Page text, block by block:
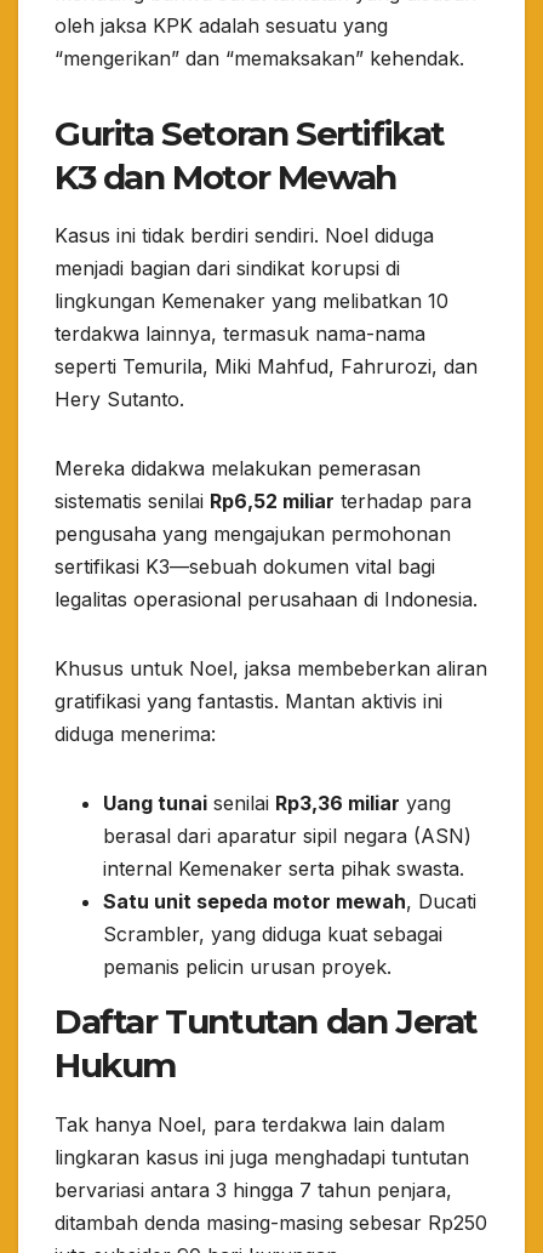
oleh jaksa KPK adalah sesuatu yang
“mengerikan” dan “memaksakan” kehendak.
​Gurita Setoran Sertifikat
K3 dan Motor Mewah
​Kasus ini tidak berdiri sendiri. Noel diduga
menjadi bagian dari sindikat korupsi di
lingkungan Kemenaker yang melibatkan 10
terdakwa lainnya, termasuk nama-nama
seperti Temurila, Miki Mahfud, Fahrurozi, dan
Hery Sutanto.
​Mereka didakwa melakukan pemerasan
sistematis senilai Rp6,52 miliar terhadap para
pengusaha yang mengajukan permohonan
sertifikasi K3—sebuah dokumen vital bagi
legalitas operasional perusahaan di Indonesia.
​Khusus untuk Noel, jaksa membeberkan aliran
gratifikasi yang fantastis. Mantan aktivis ini
diduga menerima:
Uang tunai senilai Rp3,36 miliar yang
berasal dari aparatur sipil negara (ASN)
internal Kemenaker serta pihak swasta.
Satu unit sepeda motor mewah, Ducati
Scrambler, yang diduga kuat sebagai
pemanis pelicin urusan proyek.
​Daftar Tuntutan dan Jerat
Hukum
​Tak hanya Noel, para terdakwa lain dalam
lingkaran kasus ini juga menghadapi tuntutan
bervariasi antara 3 hingga 7 tahun penjara,
ditambah denda masing-masing sebesar Rp250